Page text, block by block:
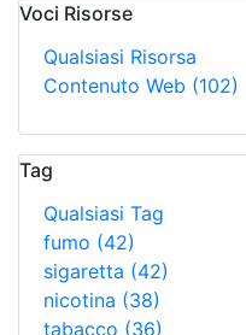
Voci Risorse
Qualsiasi Risorsa
Contenuto Web (102)
Tag
Qualsiasi Tag
fumo (42)
sigaretta (42)
nicotina (38)
tabacco (36)